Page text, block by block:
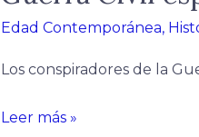
Edad Contemporánea,
Los conspiradores de la
Leer más »